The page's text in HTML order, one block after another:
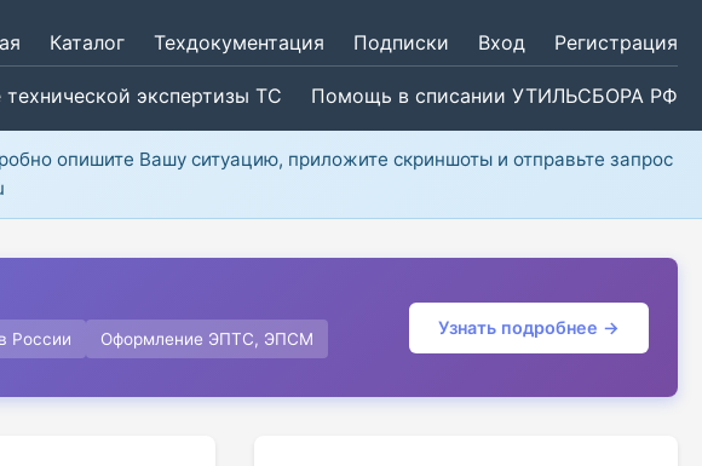
Каталог Техдокументация Подписки Вход Регистрация
экспертизы ТС Помощь в списании УТИЛЬСБОРА РФ
опишите Вашу ситуацию, приложите скриншоты и отправьте запрос
России Оформление ЭПТС, ЭПСМ
Узнать подробнее →